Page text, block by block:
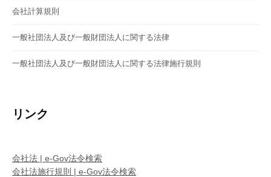
会社計算規則
一般社団法人及び一般財団法人に関する法律
一般社団法人及び一般財団法人に関する法律施行規則
リンク
会社法 | e-Gov法令検索
会社法施行規則 | e-Gov法令検索